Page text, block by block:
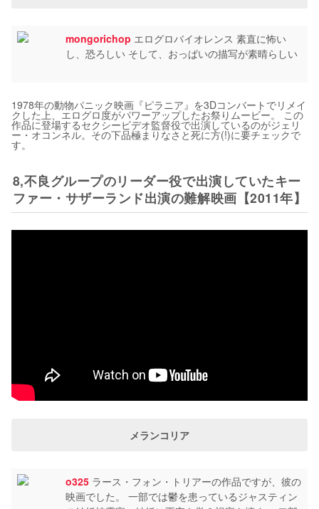
mongorichop エログロバイオレンス 素直に怖い
し、恐ろしい そして、おっぱいの描写が素晴らしい
1978年の動物パニック映画『ピラニア』を3Dコンバートでリメイ
クした上、エログロ度がパワーアップしたお祭りムービー。 この
作品に登場するセクシービデオ監督役で出演しているのがジェリ
ー・オコンネル。その下品極まりなさと死に方(!)に要チェックで
す。
8,不良グループのリーダー役で出演していたキー
ファー・サザーランド出演の難解映画【2011年】
メランコリア
o325 ラース・フォン・トリアーの作品ですが、彼の
映画でした。 一部では鬱を患っているジャスティン